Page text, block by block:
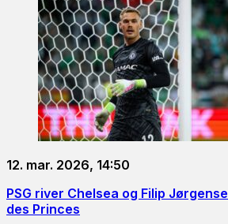
12. mar. 2026, 14:50
PSG river Chelsea og Filip
des Princes